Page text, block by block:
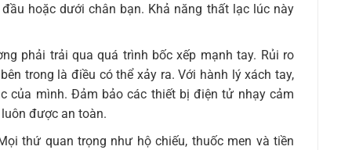
hoặc dưới chân bạn. Khả năng thất lạc lúc này
phải trải qua quá trình bốc xếp mạnh tay. Rủi ro
trong là điều có thể xảy ra. Với hành lý xách tay,
của mình. Đảm bảo các thiết bị điện tử nhạy cảm
được an toàn.
thứ quan trọng như hộ chiếu, thuốc men và tiền